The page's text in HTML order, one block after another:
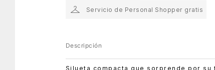
Servicio de Personal Shopper gratis
Descripción
Silueta compacta que sorprende por